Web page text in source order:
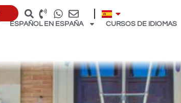
ESPAÑOL EN ESPAÑA CURSOS DE IDIOMAS